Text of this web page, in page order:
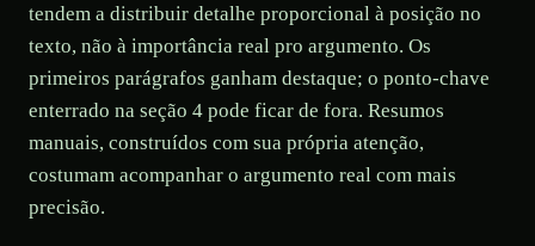
tendem a distribuir detalhe proporcional à posição no
texto, não à importância real pro argumento. Os
primeiros parágrafos ganham destaque; o ponto-chave
enterrado na seção 4 pode ficar de fora. Resumos
manuais, construídos com sua própria atenção,
costumam acompanhar o argumento real com mais
precisão.